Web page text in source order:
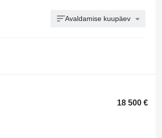
Avaldamise kuupäev
18 500 €